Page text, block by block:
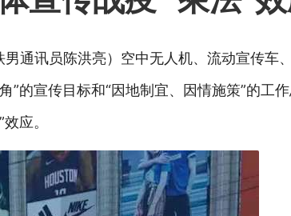
通讯员陈洪亮）空中无人机、流动宣传车
的宣传目标和“因地制宜、因情施策”的工
应。